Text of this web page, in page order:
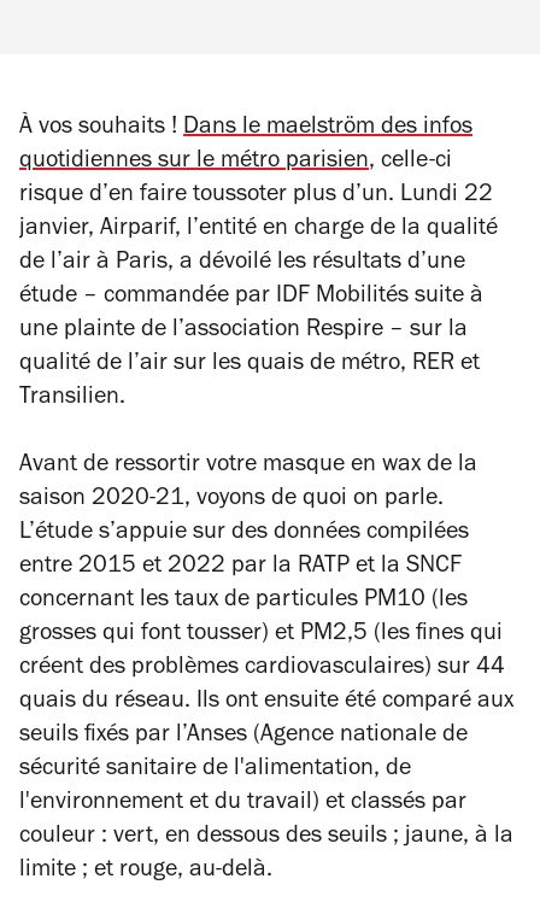
À vos souhaits ! Dans le maelström des infos
quotidiennes sur le métro parisien, celle-ci
risque d’en faire toussoter plus d’un. Lundi 22
janvier, Airparif, l’entité en charge de la qualité
de l’air à Paris, a dévoilé les résultats d’une
étude – commandée par IDF Mobilités suite à
une plainte de l’association Respire – sur la
qualité de l’air sur les quais de métro, RER et
Transilien.
Avant de ressortir votre masque en wax de la
saison 2020-21, voyons de quoi on parle.
L’étude s’appuie sur des données compilées
entre 2015 et 2022 par la RATP et la SNCF
concernant les taux de particules PM10 (les
grosses qui font tousser) et PM2,5 (les fines qui
créent des problèmes cardiovasculaires) sur 44
quais du réseau. Ils ont ensuite été comparé aux
seuils fixés par l’Anses (Agence nationale de
sécurité sanitaire de l'alimentation, de
l'environnement et du travail) et classés par
couleur : vert, en dessous des seuils ; jaune, à la
limite ; et rouge, au-delà.